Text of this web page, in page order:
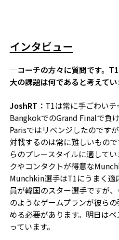
インタビュー
─コーチの方々に質問です。
大の課題は何であると考えてい
JoshRT： T1は常に手ごわい
BangkokでのGrand Finalで負
Parisではリベンジしたのです
対戦するのは常に難しいもの
らのプレースタイルに適して
クやコンタクトが得意な
Munchkin選手はT1にうまく適
員が韓国のスター選手ですが
のようなゲームプランが彼ら
める必要があります。明日は
っています。